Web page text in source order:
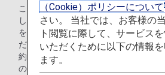
このページでは、ANAの各種お問い合
します。また、よくある質問もご覧い
をご希望の場合、24時間対応のチャッ
だけます。ご注意：ANAチャットボッ
約、予約の取り消しや変更、ANAマイ
の登録/変更にはご利用いただけませ
（Cookie）ポリシーについて
さい。 当社では、お客様の
ト閲覧に際して、サービス
いただくために以下の情報
ます。